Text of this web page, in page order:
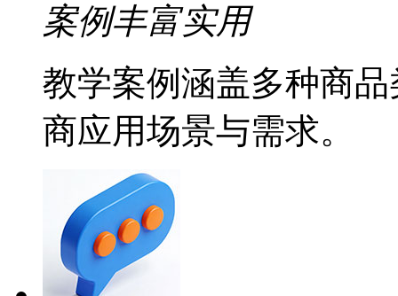
案例丰富实用
教学案例涵盖多种商
商应用场景与需求。